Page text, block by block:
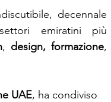
decennale
emiratini più
, design, formazione,
UAE, ha condiviso